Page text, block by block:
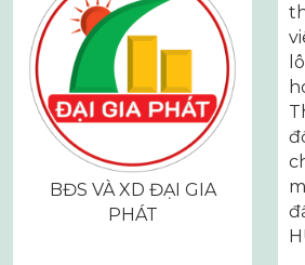
BĐS VÀ XD ĐẠI GIA
PHÁT